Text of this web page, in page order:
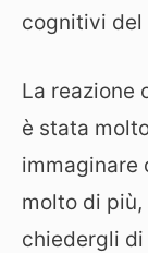
cognitivi del
La reazione
è stata
immaginare
molto di
chiedergli di